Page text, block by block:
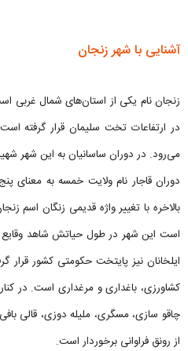
آشنایی با شهر زنجان
زنجان نام یکی از استان‌های شمال غربی
در ارتفاعات تخت سلیمان قرار گرفته
می‌رود. در دوران ساسانیان به این شهر
دوران قاجار نام ولایت خمسه به معنای
بالاخره با تغییر واژه قدیمی زنگان اسم
است این شهر در طول حیاتش شاهد وقایع
ایلخانان نیز پایتخت حکومتی کشور
کشاورزی، باغداری و مرغداری است. در
چاقو سازی، مسگری، ملیله دوزی، قالی
از رونق فراوانی برخوردار است.